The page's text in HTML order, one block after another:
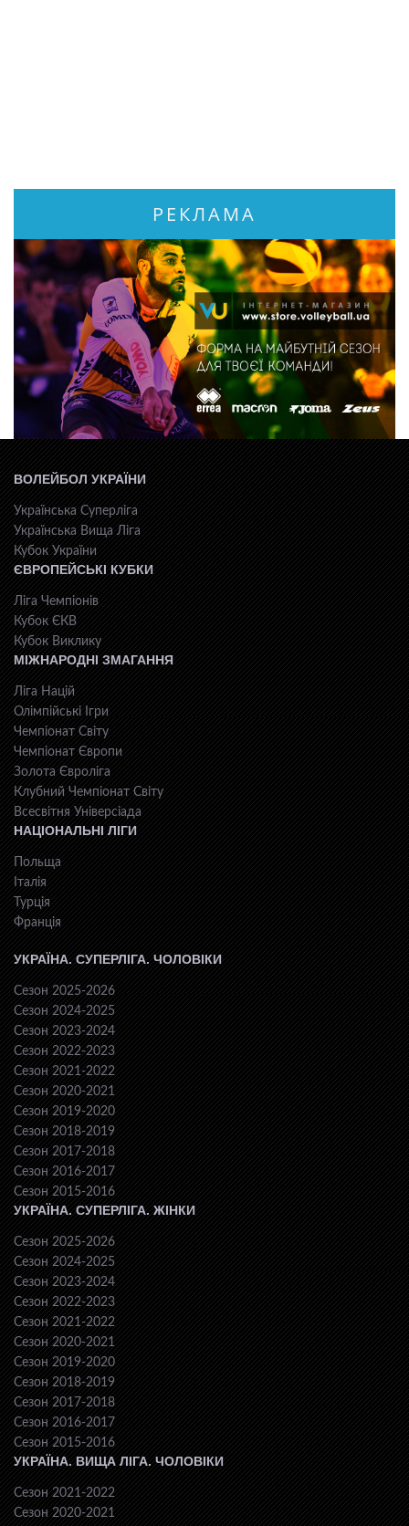
РЕКЛАМА
ВОЛЕЙБОЛ УКРАЇНИ
Українська Суперліга
Українська Вища Ліга
Кубок України
ЄВРОПЕЙСЬКІ КУБКИ
Ліга Чемпіонів
Кубок ЄКВ
Кубок Виклику
МІЖНАРОДНІ ЗМАГАННЯ
Ліга Націй
Олімпійські Ігри
Чемпіонат Світу
Чемпіонат Європи
Золота Євроліга
Клубний Чемпіонат Світу
Всесвiтня Унiверсiaда
НАЦІОНАЛЬНІ ЛІГИ
Польща
Італія
Турція
Франція
УКРАЇНА. СУПЕРЛІГА. ЧОЛОВІКИ
Сезон 2025-2026
Сезон 2024-2025
Сезон 2023-2024
Сезон 2022-2023
Сезон 2021-2022
Сезон 2020-2021
Сезон 2019-2020
Сезон 2018-2019
Сезон 2017-2018
Сезон 2016-2017
Сезон 2015-2016
УКРАЇНА. СУПЕРЛІГА. ЖІНКИ
Сезон 2025-2026
Сезон 2024-2025
Сезон 2023-2024
Сезон 2022-2023
Сезон 2021-2022
Сезон 2020-2021
Сезон 2019-2020
Сезон 2018-2019
Сезон 2017-2018
Сезон 2016-2017
Сезон 2015-2016
УКРАЇНА. ВИЩА ЛІГА. ЧОЛОВІКИ
Сезон 2021-2022
Сезон 2020-2021